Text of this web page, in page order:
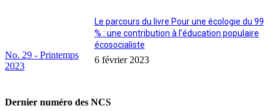
No. 29 - Printemps
2023
Le parcours du livre Pour une écologie du 99
% : une contribution à l’éducation populaire
écosocialiste
6 février 2023
Dernier numéro des NCS